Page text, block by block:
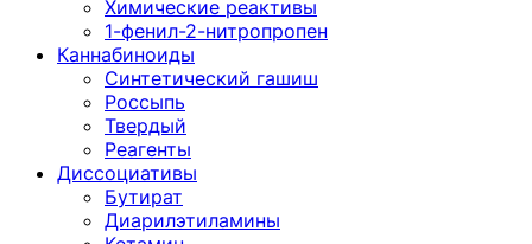
Химические реактивы
1-фенил-2-нитропропен
Каннабиноиды
Синтетический гашиш
Россыпь
Твердый
Реагенты
Диссоциативы
Бутират
Диарилэтиламины